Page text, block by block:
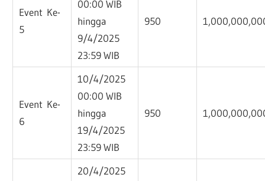
Event Ke-
5
00:00 WIB
hingga
9/4/2025
23:59 WIB
950
Event Ke-
6
10/4/2025
00:00 WIB
hingga
19/4/2025
23:59 WIB
950
20/4/2025